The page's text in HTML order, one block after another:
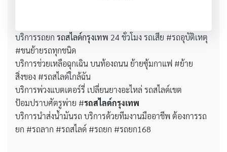
บริการรถยก รถสไลด์กรุงเทพ 24 ชั่วโมง รถเสีย #รถอุบัติเหตุ
#ขนย้ายรถทุกชนิด
บริการช่วยเหลือฉุกเฉิน บนท้องถนน ย้ายซุ้มกาแฟ #ย้าย
สิ่งของ #รถสไลด์ใกล้ฉัน
บริการพ่วงแบตเตอร์รี่ เปลี่ยนยางอะไหล่ รถสไลด์เขต
ป้อมปราบศัตรูพ่าย #รถสไลด์กรุงเทพ
บริการนำส่งน้ำมันรถ บริการด้วยทีมงานมืออาชีพ ต้องการรถ
ยก #รถลาก #รถสไลด์ #รถยก #รถยก168